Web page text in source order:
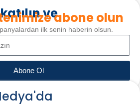
veabone olun
ilk senin haberin olsun.
Abone Ol